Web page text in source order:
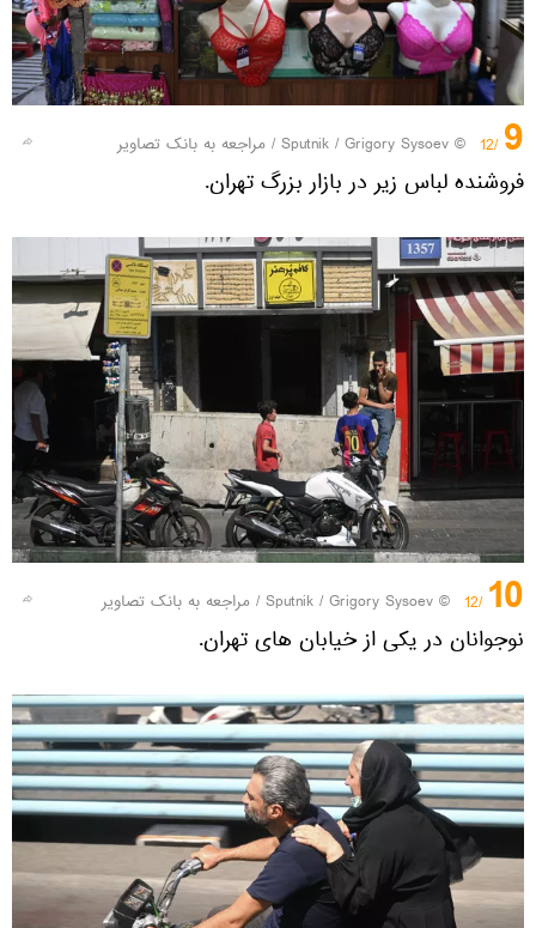
9
/12
© Sputnik / Grigory Sysoev
/ مراجعه به بانک تصاویر
فروشنده لباس زیر در بازار بزرگ تهران.
10
/12
© Sputnik / Grigory Sysoev
/ مراجعه به بانک تصاویر
نوجوانان در یکی از خیابان های تهران.